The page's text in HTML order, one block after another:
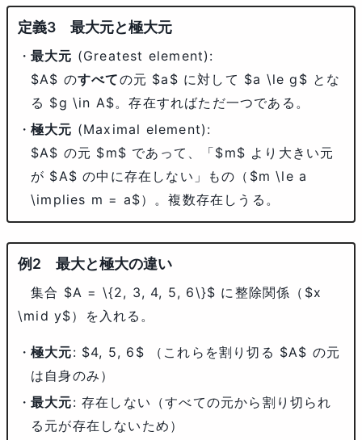
最大元と極大元
最大元 (Greatest element):
$A$ のすべての元 $a$ に対して $a \le g$ とな
る $g \in A$。存在すればただ一つである。
極大元 (Maximal element):
$A$ の元 $m$ であって、「$m$ より大きい元
が $A$ の中に存在しない」もの（$m \le a
\implies m = a$）。複数存在しうる。
最大と極大の違い
集合 $A = \{2, 3, 4, 5, 6\}$ に整除関係（ $x
\mid y$）を入れる。
極大元: $4, 5, 6$ （これらを割り切る $A$ の元
は自身のみ）
最大元: 存在しない（すべての元から割り切られ
る元が存在しないため）